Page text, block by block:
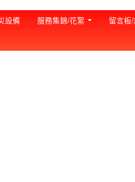
設備 服務集錦/花絮
留言板